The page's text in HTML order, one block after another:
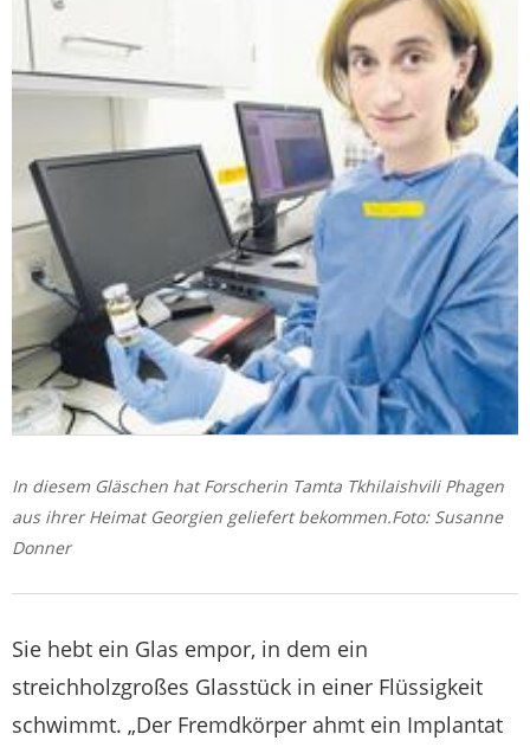
In diesem Gläschen hat Forscherin Tamta Tkhilaishvili Phagen
aus ihrer Heimat Georgien geliefert bekommen.Foto: Susanne
Donner
Sie hebt ein Glas empor, in dem ein
streichholzgroßes Glasstück in einer Flüssigkeit
schwimmt. „Der Fremdkörper ahmt ein Implantat